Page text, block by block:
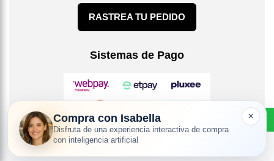
RASTREA TU PEDIDO
Sistemas de Pago